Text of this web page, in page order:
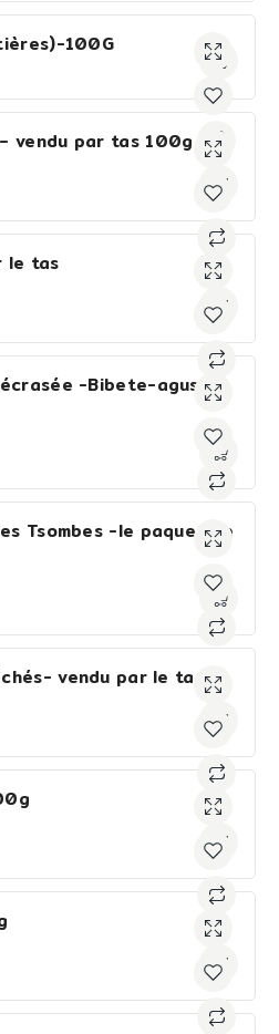
100G
vendu par tas 100g
le tas
-Bibete-agushi
Tsombes -le paquet de
vendu par le tas